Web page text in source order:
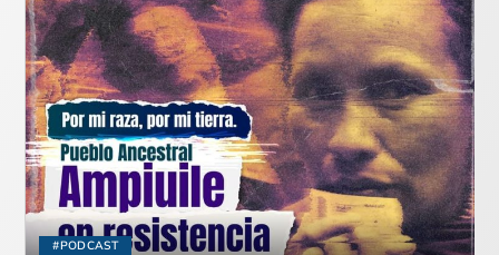
#PODCAST